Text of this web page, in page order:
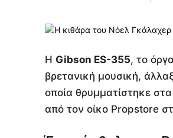
Η Gibson ES-355, το
βρετανική μουσική,
οποία θρυμματίστηκε
από τον οίκο Propstore